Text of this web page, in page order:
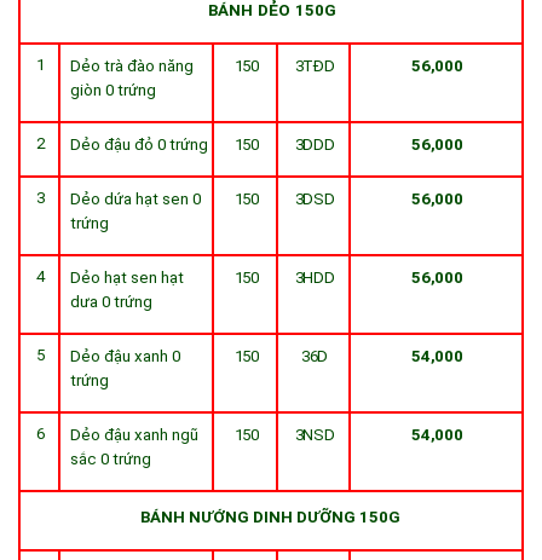
BÁNH DẺO 150G
1
Dẻo trà đào năng
giòn 0 trứng
150 3TĐD 56,000
2 Dẻo đậu đỏ 0 trứng 150 3DDD 56,000
3
Dẻo dứa hạt sen 0
trứng
150 3DSD 56,000
4
Dẻo hạt sen hạt
dưa 0 trứng
150 3HDD 56,000
5
Dẻo đậu xanh 0
trứng
150 36D 54,000
6
Dẻo đậu xanh ngũ
sắc 0 trứng
150 3NSD 54,000
BÁNH NƯỚNG DINH DƯỠNG 150G